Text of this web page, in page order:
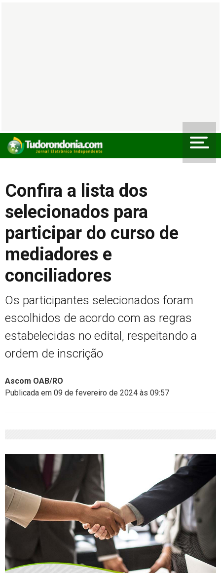
Confira a lista dos
selecionados para
participar do curso de
mediadores e
conciliadores
Os participantes selecionados foram
escolhidos de acordo com as regras
estabelecidas no edital, respeitando a
ordem de inscrição
Ascom OAB/RO
Publicada em 09 de fevereiro de 2024 às 09:57